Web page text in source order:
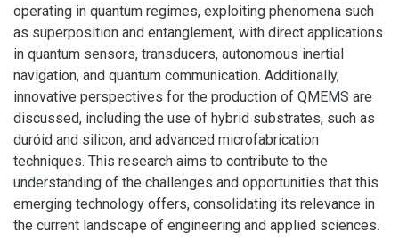
operating in quantum regimes, exploiting phenomena such
as superposition and entanglement, with direct applications
in quantum sensors, transducers, autonomous inertial
navigation, and quantum communication. Additionally,
innovative perspectives for the production of QMEMS are
discussed, including the use of hybrid substrates, such as
duróid and silicon, and advanced microfabrication
techniques. This research aims to contribute to the
understanding of the challenges and opportunities that this
emerging technology offers, consolidating its relevance in
the current landscape of engineering and applied sciences.